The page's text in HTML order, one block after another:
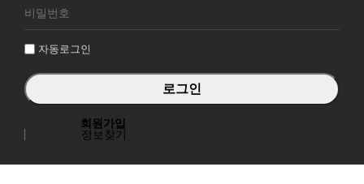
그
자동로그인
회원가입
정보찾기